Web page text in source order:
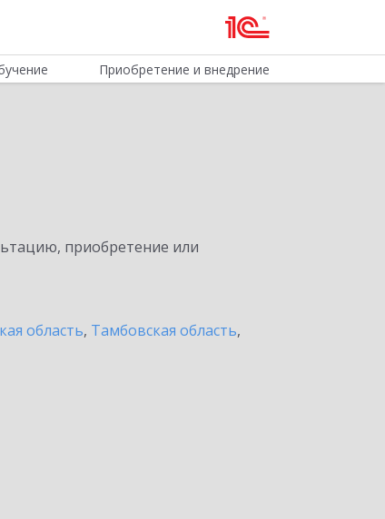
Приобретение и внедрение
приобретение или
область, Тамбовская область,